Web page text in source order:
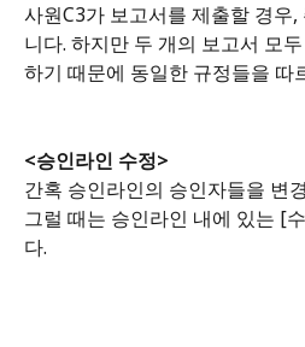
사원C3가 보고서를 제출할 경우
니다. 하지만 두 개의 보고서 모
하기 때문에 동일한 규정들을 따
<승인라인 수정>
간혹 승인라인의 승인자들을 변
그럴 때는 승인라인 내에 있는 [
다.